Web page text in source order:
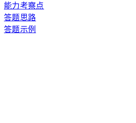
能力考察点
答题思路
答题示例